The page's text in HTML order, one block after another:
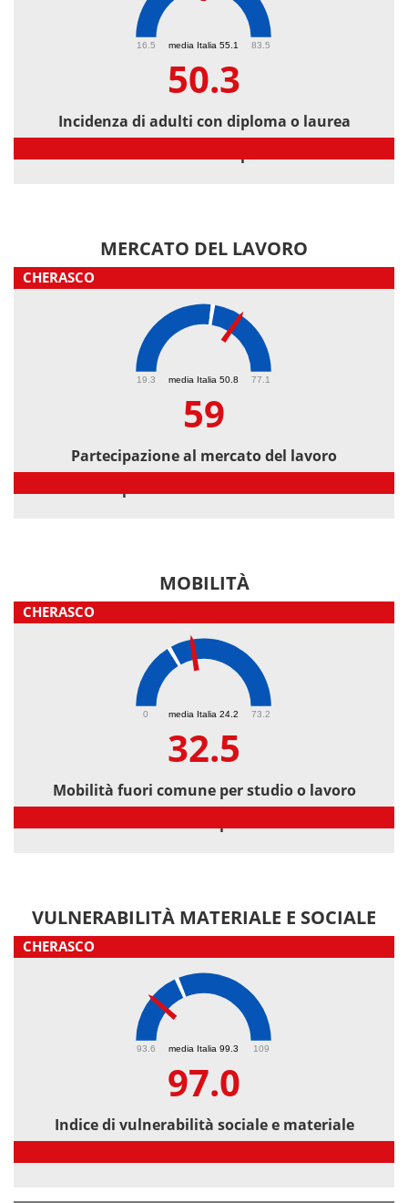
media Italia 55.1
16.5 83.5
50.3
Incidenza di adulti con diploma o laurea
MERCATO DEL LAVORO
CHERASCO
media Italia 50.8
19.3 77.1
59
Partecipazione al mercato del lavoro
MOBILITÀ
CHERASCO
media Italia 24.2
0 73.2
32.5
Mobilità fuori comune per studio o lavoro
VULNERABILITÀ MATERIALE E SOCIALE
CHERASCO
media Italia 99.3
93.6 109
97.0
Indice di vulnerabilità sociale e materiale